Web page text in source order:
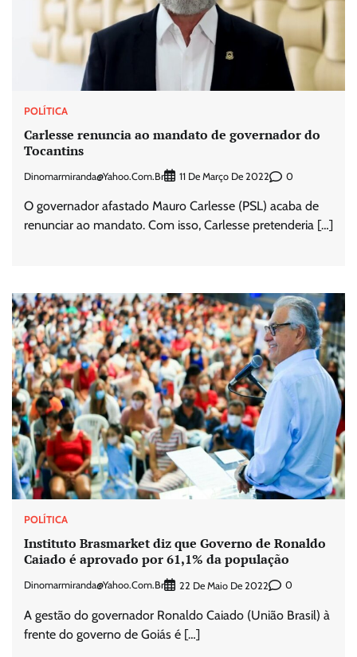
POLÍTICA
Carlesse renuncia ao mandato de governador do
Tocantins
Dinomarmiranda@yahoo.com.br 11 De Março De 2022 0
O governador afastado Mauro Carlesse (PSL) acaba de
renunciar ao mandato. Com isso, Carlesse pretenderia […]
POLÍTICA
Instituto Brasmarket diz que Governo de Ronaldo
Caiado é aprovado por 61,1% da população
Dinomarmiranda@yahoo.com.br 22 De Maio De 2022 0
A gestão do governador Ronaldo Caiado (União Brasil) à
frente do governo de Goiás é […]